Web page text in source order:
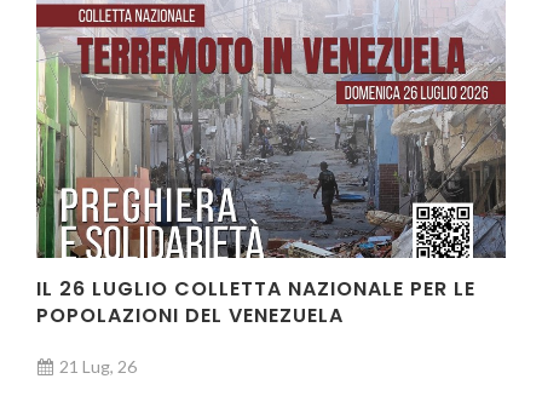
IL 26 LUGLIO COLLETTA NAZIONALE PER LE
POPOLAZIONI DEL VENEZUELA
21 Lug, 26